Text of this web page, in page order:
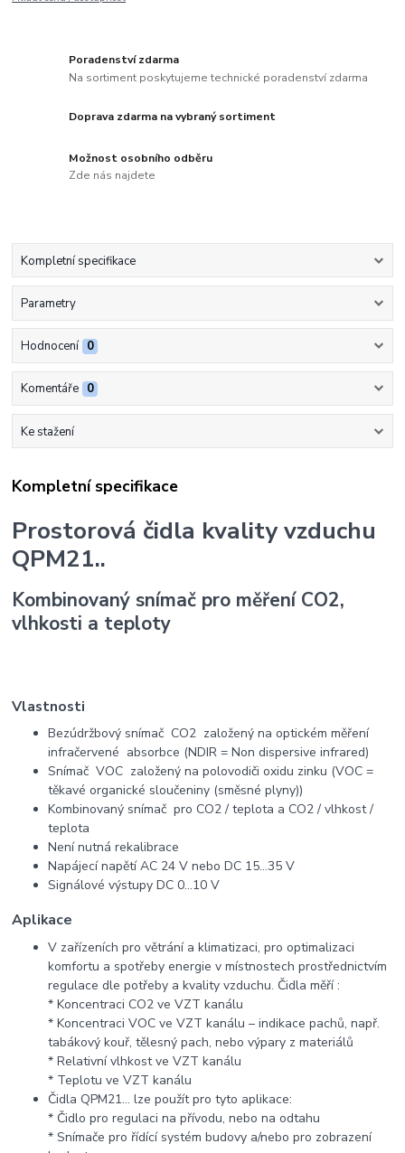
Poradenství zdarma
Na sortiment poskytujeme technické poradenství zdarma
Doprava zdarma na vybraný sortiment
Možnost osobního odběru
Zde nás najdete
Kompletní specifikace
Parametry
Hodnocení 0
Komentáře 0
Ke stažení
Kompletní specifikace
Prostorová čidla kvality vzduchu
QPM21..
Kombinovaný snímač pro měření CO2,
vlhkosti a teploty
Vlastnosti
Bezúdržbový snímač CO2 založený na optickém měření
infračervené absorbce (NDIR = Non dispersive infrared)
Snímač VOC založený na polovodiči oxidu zinku (VOC =
těkavé organické sloučeniny (směsné plyny))
Kombinovaný snímač pro CO2 / teplota a CO2 / vlhkost /
teplota
Není nutná rekalibrace
Napájecí napětí AC 24 V nebo DC 15…35 V
Signálové výstupy DC 0...10 V
Aplikace
V zařízeních pro větrání a klimatizaci, pro optimalizaci
komfortu a spotřeby energie v místnostech prostřednictvím
regulace dle potřeby a kvality vzduchu. Čidla měří :
* Koncentraci CO2 ve VZT kanálu
* Koncentraci VOC ve VZT kanálu – indikace pachů, např.
tabákový kouř, tělesný pach, nebo výpary z materiálů
* Relativní vlhkost ve VZT kanálu
* Teplotu ve VZT kanálu
Čidla QPM21… lze použít pro tyto aplikace:
* Čidlo pro regulaci na přívodu, nebo na odtahu
* Snímače pro řídící systém budovy a/nebo pro zobrazení